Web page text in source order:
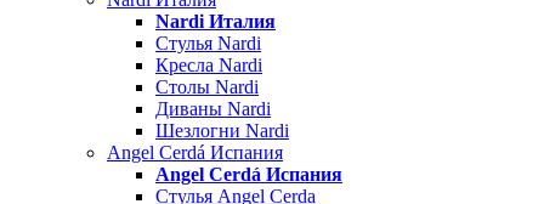
Nardi Италия
Стулья Nardi
Кресла Nardi
Столы Nardi
Диваны Nardi
Шезлогни Nardi
Angel Cerdá Испания
Angel Cerdá Испания
Стулья Angel Cerda